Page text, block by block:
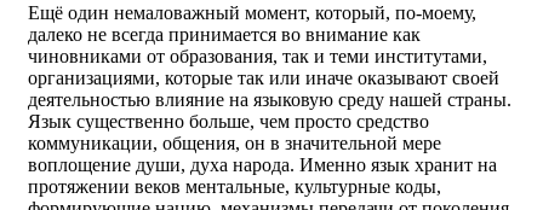
Ещё один немаловажный момент, который, по-моему,
далеко не всегда принимается во внимание как
чиновниками от образования, так и теми институтами,
организациями, которые так или иначе оказывают своей
деятельностью влияние на языковую среду нашей страны.
Язык существенно больше, чем просто средство
коммуникации, общения, он в значительной мере
воплощение души, духа народа. Именно язык хранит на
протяжении веков ментальные, культурные коды,